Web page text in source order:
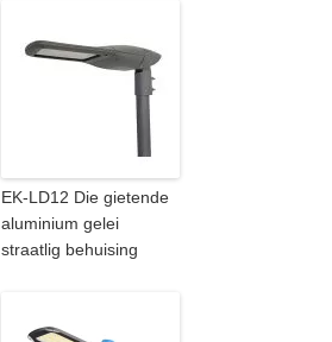
EK-LD12 Die gietende
aluminium gelei
straatlig behuising